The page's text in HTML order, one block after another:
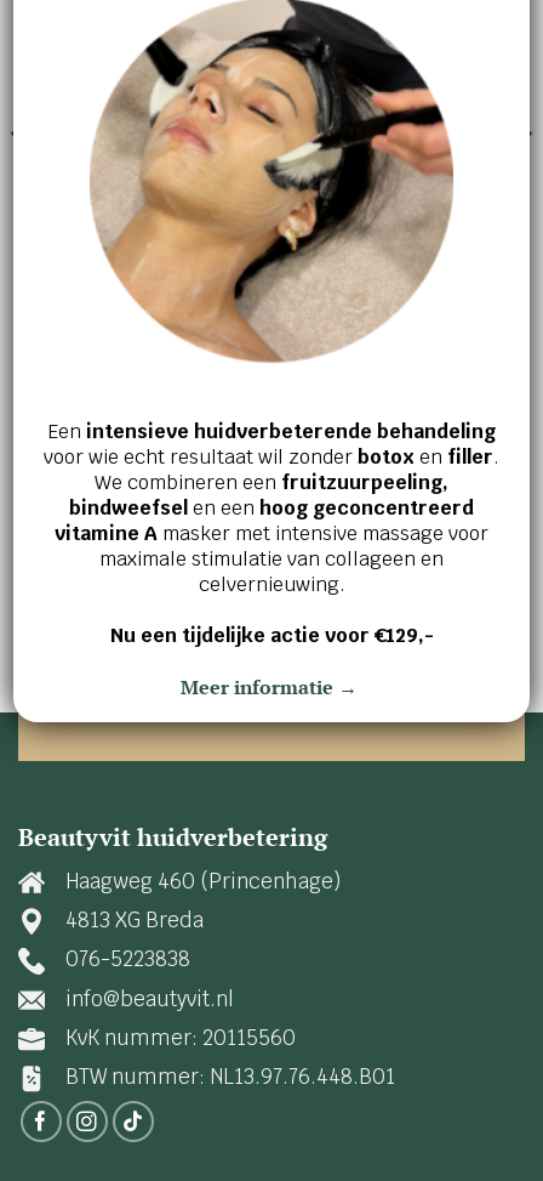
GEZICHTSVERZORGING
Advanced night restore
GEZICHTSVERZORGING
Total Moisture Daily Facial
Cream
€
56,00
Jouw huid en welzijn verdienen het
beste!
Ervaar zelf de kracht van effectieve
huidverbetering en innerlijke ontspanning.
Maak vandaag nog een afspraak en ontdek wat
wij voor jou kunnen betekenen!
AFSPRAAK MAKEN
Beautyvit huidverbetering
Haagweg 460 (Princenhage)
4813 XG Breda
076-5223838
info@beautyvit.nl
KvK nummer: 20115560
BTW nummer: NL13.97.76.448.B01
Een intensieve huidverbeterende behandeling
voor wie echt resultaat wil zonderbotox en filler.
We combineren een fruitzuurpeeling,
bindweefselen een hoog geconcentreerd
vitamine A masker met intensive massage voor
maximale stimulatie van collageen en
celvernieuwing.
Nu een tijdelijke actie voor €129,-
Meer informatie →